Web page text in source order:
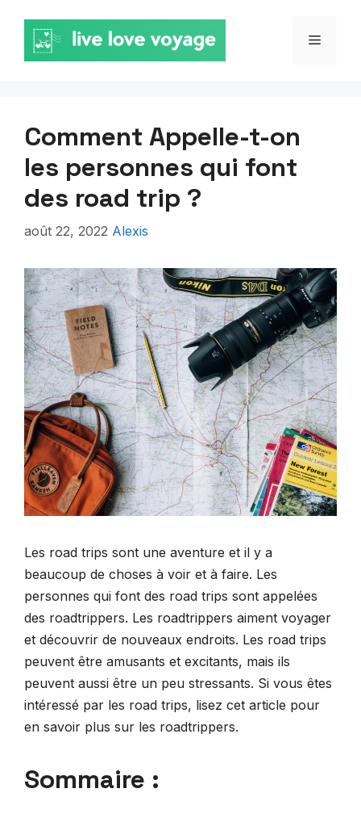
contenu
MENU
Comment Appelle-t-on
les personnes qui font
des road trip ?
août 22, 2022 Alexis
Les road trips sont une aventure et il y a
beaucoup de choses à voir et à faire. Les
personnes qui font des road trips sont appelées
des roadtrippers. Les roadtrippers aiment voyager
et découvrir de nouveaux endroits. Les road trips
peuvent être amusants et excitants, mais ils
peuvent aussi être un peu stressants. Si vous êtes
intéressé par les road trips, lisez cet article pour
en savoir plus sur les roadtrippers.
Sommaire :